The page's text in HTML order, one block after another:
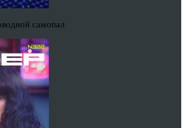
самопал